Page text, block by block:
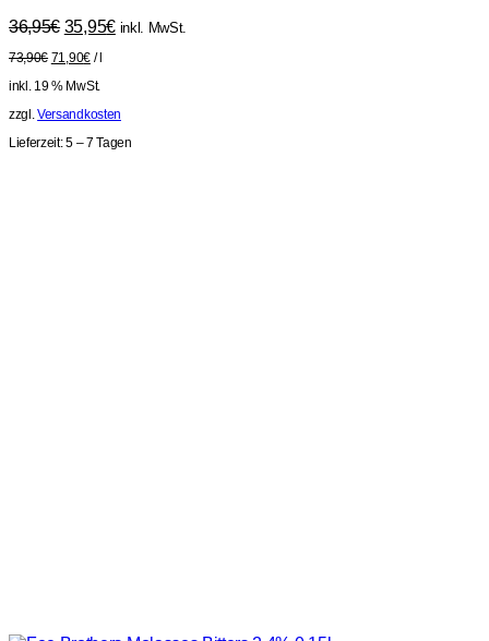
36,95€ Ursprünglicher
war:
36,95€
35,95€Aktueller
inkl. MwSt.
73,90€ 71,90€/l
inkl. 19 % MwSt.
zzgl.Versandkosten
Lieferzeit:5 – 7 Tagen